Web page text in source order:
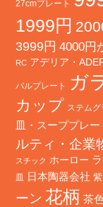
27cmプレート
1999円
3999円 4000円
RC アデリア・
バルプレート ガ
カップ ステム
皿・スーププレー
ルティ・企業
スチック ホーロー
皿
日本陶器会社
ーン 花柄 茶